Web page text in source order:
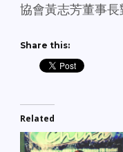
協會黃志芳董事
Share this:
Related